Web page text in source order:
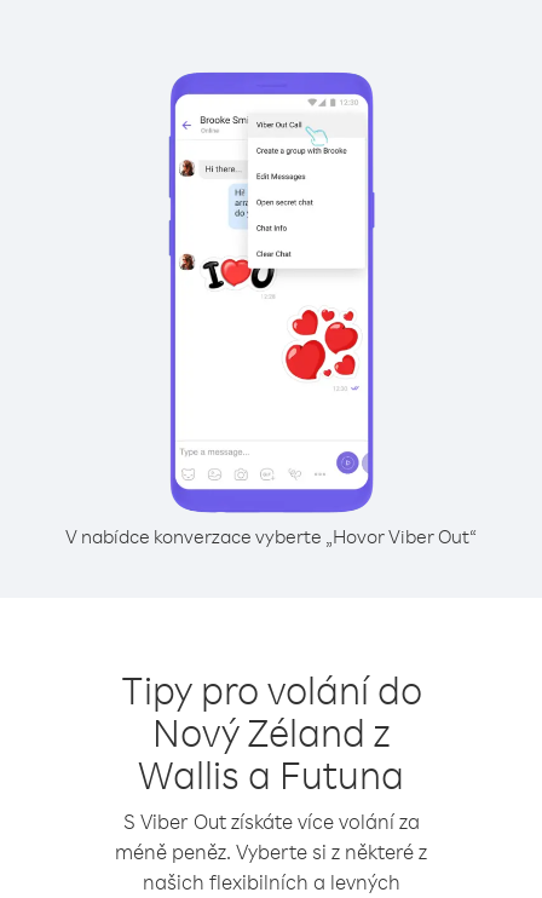
V nabídce konverzace vyberte „Hovor Viber Out“
Tipy pro volání do
Nový Zéland z
Wallis a Futuna
S Viber Out získáte více volání za
méně peněz. Vyberte si z některé z
našich flexibilních a levných